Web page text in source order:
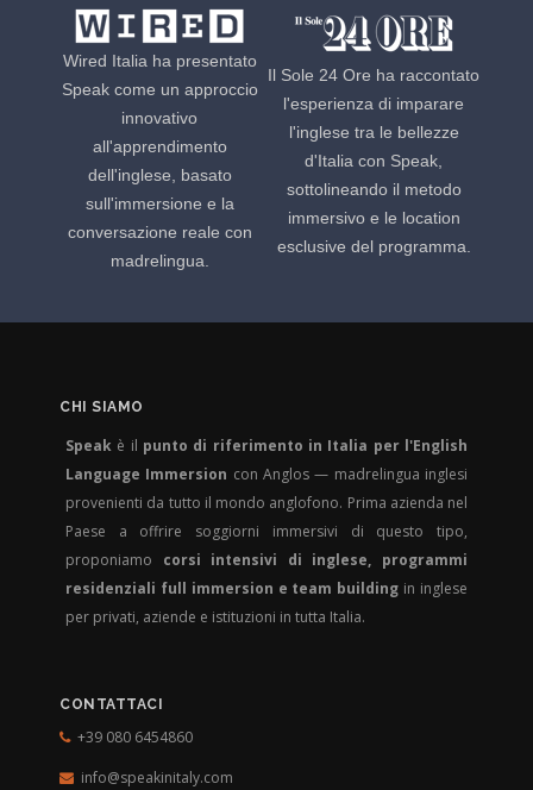
Wired Italia ha presentato
Speak come un approccio
innovativo
all'apprendimento
dell'inglese, basato
sull'immersione e la
conversazione reale con
madrelingua.
Il Sole 24 Ore ha raccontato
l'esperienza di imparare
l'inglese tra le bellezze
d'Italia con Speak,
sottolineando il metodo
immersivo e le location
esclusive del programma.
CHI SIAMO
Speak è il punto di riferimento in Italia per l'English
Language Immersion con Anglos — madrelingua inglesi
provenienti da tutto il mondo anglofono. Prima azienda nel
Paese a offrire soggiorni immersivi di questo tipo,
proponiamo corsi intensivi di inglese, programmi
residenziali full immersion e team building in inglese
per privati, aziende e istituzioni in tutta Italia.
CONTATTACI
+39 080 6454860
info@speakinitaly.com